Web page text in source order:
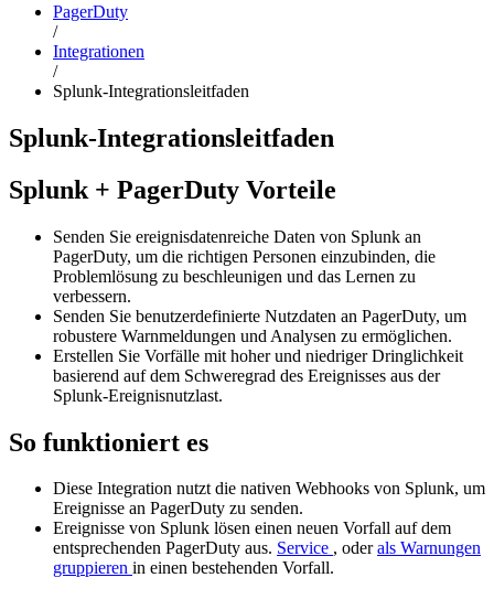
PagerDuty
/
Integrationen
/
Splunk-Integrationsleitfaden
Splunk-Integrationsleitfaden
Splunk + PagerDuty Vorteile
Senden Sie ereignisdatenreiche Daten von Splunk an
PagerDuty, um die richtigen Personen einzubinden, die
Problemlösung zu beschleunigen und das Lernen zu
verbessern.
Senden Sie benutzerdefinierte Nutzdaten an PagerDuty, um
robustere Warnmeldungen und Analysen zu ermöglichen.
Erstellen Sie Vorfälle mit hoher und niedriger Dringlichkeit
basierend auf dem Schweregrad des Ereignisses aus der
Splunk-Ereignisnutzlast.
So funktioniert es
Diese Integration nutzt die nativen Webhooks von Splunk, um
Ereignisse an PagerDuty zu senden.
Ereignisse von Splunk lösen einen neuen Vorfall auf dem
entsprechenden PagerDuty aus. Service , oderals Warnungen
gruppieren in einen bestehenden Vorfall.